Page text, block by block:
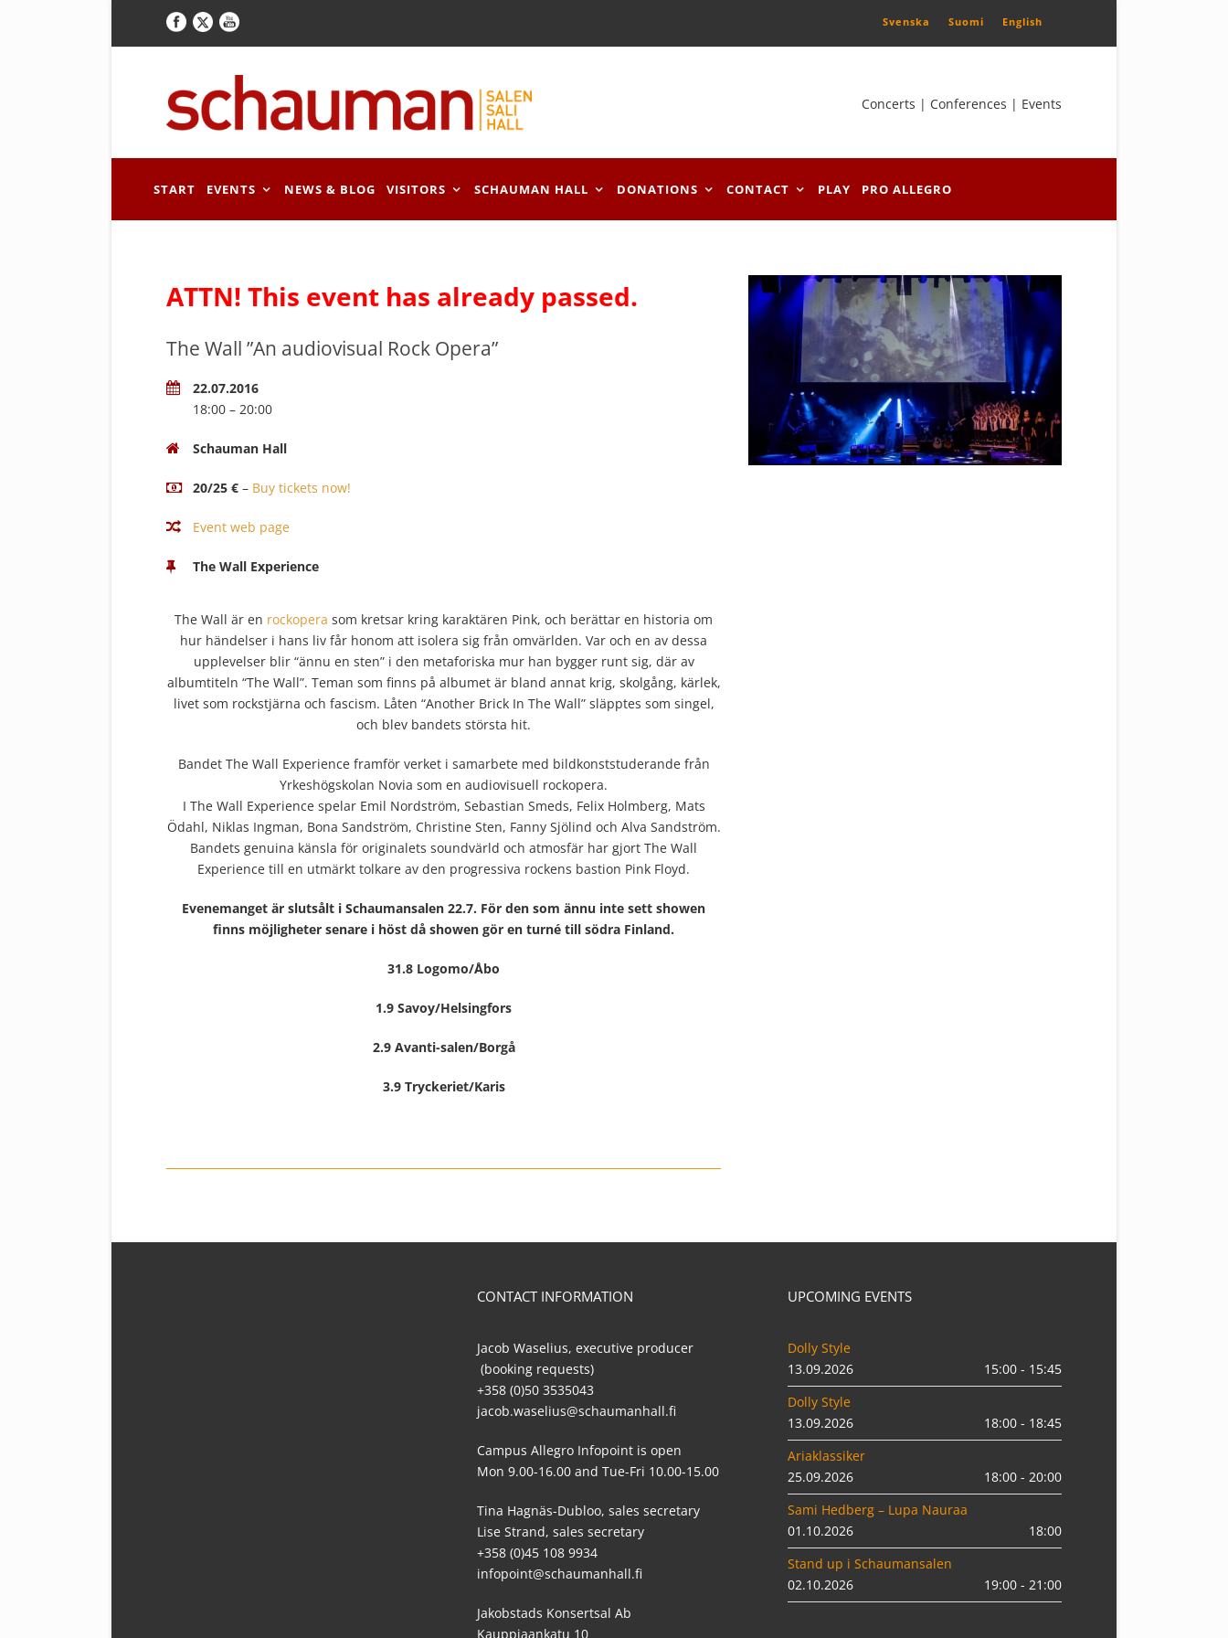
Svenska Suomi English
Concerts | Conferences | Events
START EVENTS NEWS & BLOG VISITORS SCHAUMAN HALL DONATIONS CONTACT PLAY PRO ALLEGRO
ATTN! This event has already passed.
The Wall ”An audiovisual Rock Opera”
22.07.2016
18:00 – 20:00
Schauman Hall
20/25 € – Buy tickets now!
Event web page
The Wall Experience
The Wall är en rockopera som kretsar kring karaktären Pink, och berättar en historia om
hur händelser i hans liv får honom att isolera sig från omvärlden. Var och en av dessa
upplevelser blir “ännu en sten” i den metaforiska mur han bygger runt sig, där av
albumtiteln “The Wall”. Teman som finns på albumet är bland annat krig, skolgång, kärlek,
livet som rockstjärna och fascism. Låten “Another Brick In The Wall” släpptes som singel,
och blev bandets största hit.
Bandet The Wall Experience framför verket i samarbete med bildkonststuderande från
Yrkeshögskolan Novia som en audiovisuell rockopera.
I The Wall Experience spelar Emil Nordström, Sebastian Smeds, Felix Holmberg, Mats
Ödahl, Niklas Ingman, Bona Sandström, Christine Sten, Fanny Sjölind och Alva Sandström.
Bandets genuina känsla för originalets soundvärld och atmosfär har gjort The Wall
Experience till en utmärkt tolkare av den progressiva rockens bastion Pink Floyd.
Evenemanget är slutsålt i Schaumansalen 22.7. För den som ännu inte sett showen
finns möjligheter senare i höst då showen gör en turné till södra Finland.
31.8 Logomo/Åbo
1.9 Savoy/Helsingfors
2.9 Avanti-salen/Borgå
3.9 Tryckeriet/Karis
CONTACT INFORMATION
Jacob Waselius, executive producer
(booking requests)
+358 (0)50 3535043
jacob.waselius@schaumanhall.fi
Campus Allegro Infopoint is open
Mon 9.00-16.00 and Tue-Fri 10.00-15.00
Tina Hagnäs-Dubloo, sales secretary
Lise Strand, sales secretary
+358 (0)45 108 9934
infopoint@schaumanhall.fi
Jakobstads Konsertsal Ab
Kauppiaankatu 10
UPCOMING EVENTS
Dolly Style
13.09.2026
15:00 - 15:45
Dolly Style
13.09.2026
18:00 - 18:45
Ariaklassiker
25.09.2026
18:00 - 20:00
Sami Hedberg – Lupa Nauraa
01.10.2026
18:00
Stand up i Schaumansalen
02.10.2026
19:00 - 21:00